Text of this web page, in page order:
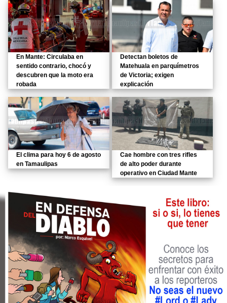
En Mante: Circulaba en
sentido contrario, chocó y
descubren que la moto era
robada
Detectan boletos de
Matehuala en parquímetros
de Victoria; exigen
explicación
El clima para hoy 6 de agosto
en Tamaulipas
Cae hombre con tres rifles
de alto poder durante
operativo en Ciudad Mante